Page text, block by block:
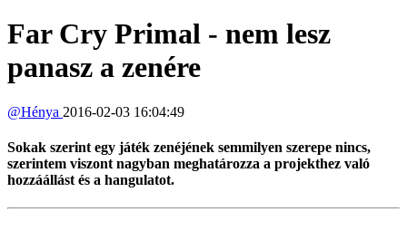
Far Cry Primal - nem lesz
panasz a zenére
@Hénya 2016-02-03 16:04:49
Sokak szerint egy játék zenéjének semmilyen szerepe nincs,
szerintem viszont nagyban meghatározza a projekthez való
hozzáállást és a hangulatot.